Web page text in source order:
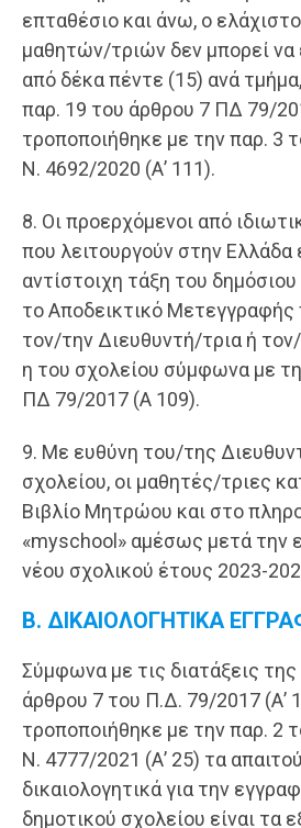
επταθέσιο και άνω, ο
μαθητών/τριών δεν μπορεί να
από δέκα πέντε (15) ανά
παρ. 19 του άρθρου 7 ΠΔ 79/
τροποποιήθηκε με την παρ. 3
Ν. 4692/2020 (Α’ 111).
8. Οι προερχόμενοι από
που λειτουργούν στην Ελλάδα
αντίστοιχη τάξη του
το Αποδεικτικό Μετεγγραφής
τον/την Διευθυντή/τρια ή
η του σχολείου σύμφωνα με
ΠΔ 79/2017 (Α 109).
9. Με ευθύνη του/της
σχολείου, οι μαθητές/τριες
Βιβλίο Μητρώου και στο
«myschool» αμέσως μετά την
νέου σχολικού έτους 2023-
Β. ΔΙΚΑΙΟΛΟΓΗΤΙΚΑ
Σύμφωνα με τις διατάξεις
άρθρου 7 του Π.Δ. 79/2017 (Α’
τροποποιήθηκε με την παρ. 2
Ν. 4777/2021 (Α’ 25) τα
δικαιολογητικά για την
δημοτικού σχολείου είναι τα